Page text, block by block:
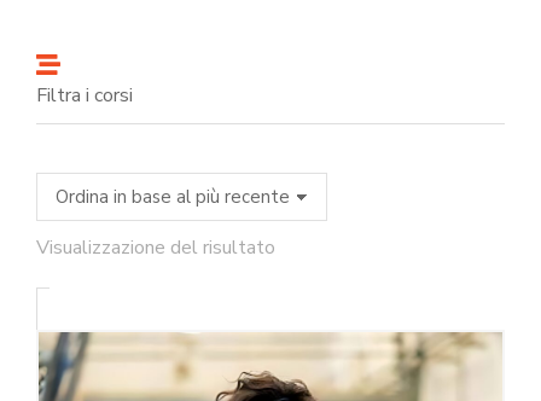
Filtra i corsi
Visualizzazione del risultato